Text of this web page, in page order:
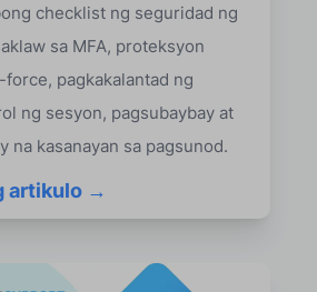
checklist ng seguridad ng
sa MFA, proteksyon
pagkakalantad ng
ng sesyon, pagsubaybay at
na kasanayan sa pagsunod.
artikulo →